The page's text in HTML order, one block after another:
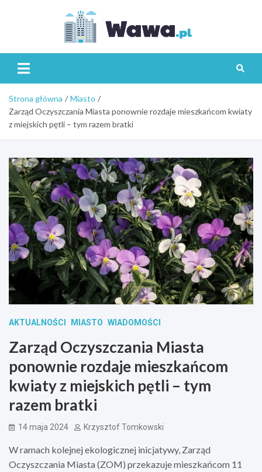
Strona główna
Miasto
Zarząd Oczyszczania Miasta ponownie rozdaje mieszkańcom kwiaty
z miejskich pętli – tym razem bratki
AKTUALNOŚCI MIASTO WIADOMOŚCI
Zarząd Oczyszczania Miasta
ponownie rozdaje mieszkańcom
kwiaty z miejskich pętli – tym
razem bratki
14 maja 2024 Krzysztof Tomkowski
W ramach kolejnej ekologicznej inicjatywy, Zarząd
Oczyszczania Miasta (ZOM) przekazuje mieszkańcom 11